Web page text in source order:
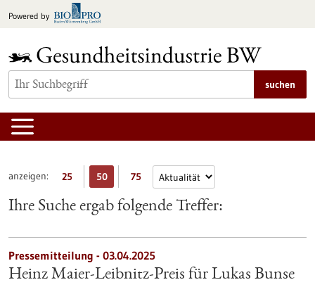
Inhalt
Powered by
suchen
anzeigen: 25 50 75
Ihre Suche ergab folgende Treffer:
Pressemitteilung - 03.04.2025
Heinz Maier-Leibnitz-Preis für Lukas Bunse